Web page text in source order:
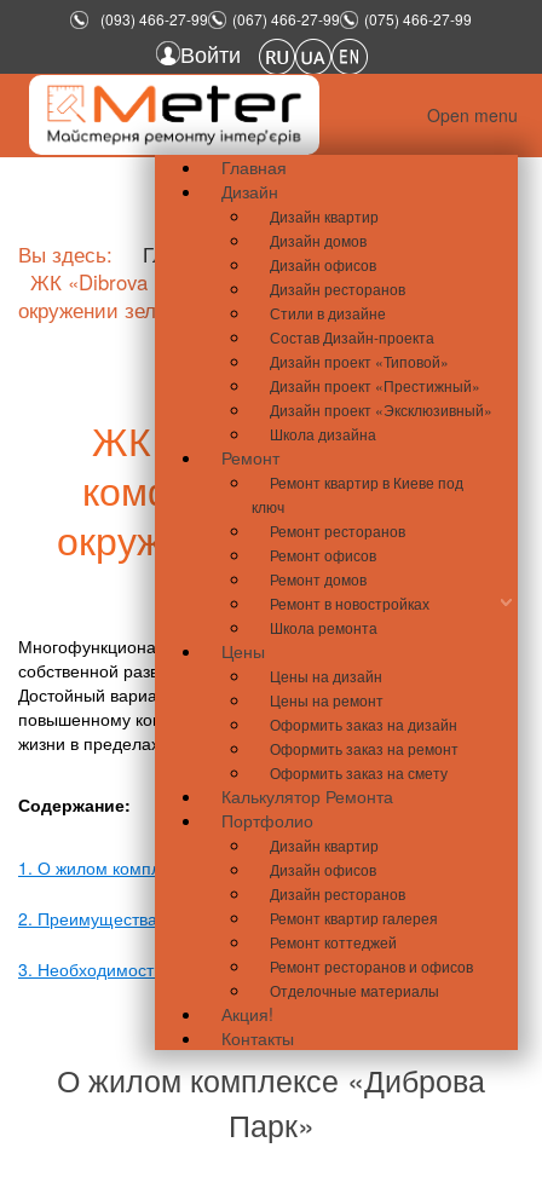
(093) 466-27-99 (067) 466-27-99 (075) 466-27-99
Войти
Open menu
Главная
Дизайн
Дизайн квартир
Дизайн домов
Дизайн офисов
Дизайн ресторанов
Стили в дизайне
Состав Дизайн-проекта
Дизайн проект «Типовой»
Дизайн проект «Престижный»
Дизайн проект «Эксклюзивный»
Школа дизайна
Ремонт
Ремонт квартир в Киеве под
ключ
Ремонт ресторанов
Ремонт офисов
Ремонт домов
Ремонт в новостройках
Школа ремонта
Цены
Цены на дизайн
Цены на ремонт
Оформить заказ на дизайн
Оформить заказ на ремонт
Оформить заказ на смету
Калькулятор Ремонта
Портфолио
Дизайн квартир
Дизайн офисов
Дизайн ресторанов
Ремонт квартир галерея
Ремонт коттеджей
Ремонт ресторанов и офисов
Отделочные материалы
Акция!
Контакты
Вы здесь: Главная
Новости недвижимости
ЖК «Dibrova Park» - комфортное жилье в
окружении зеленых зон
ЖК «Dibrova Park» -
комфортное жилье в
окружении зеленых зон
Многофункциональный современный жилой комплекс с
собственной развитой инфраструктурой и парковой зоной.
Достойный вариант для инвесторов, которые стремиться к
повышенному комфорту и экономии времени в повседневной
жизни в пределах столицы.
Содержание:
1. О жилом комплексе «Диброва Парк»
2. Преимущества ЖК «Dibrova Park»
3. Необходимость визуализации дизайн – проекта
О жилом комплексе «Диброва
Парк»